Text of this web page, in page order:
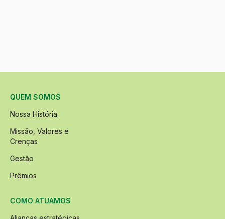
QUEM SOMOS
Nossa História
Missão, Valores e
Crenças
Gestão
Prêmios
COMO ATUAMOS